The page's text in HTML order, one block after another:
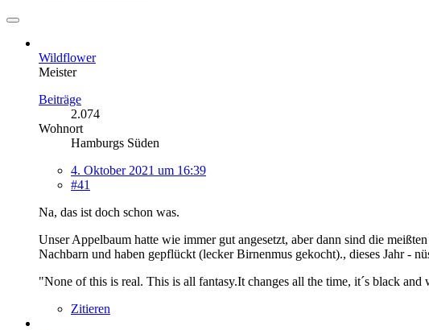
Wildflower
Meister
Beiträge
2.074
Wohnort
Hamburgs Süden
4. Oktober 2021 um 16:39
#41
Na, das ist doch schon was.
Unser Appelbaum hatte wie immer gut angesetzt, aber dann sind die
Nachbarn und haben gepflückt (lecker Birnenmus gekocht)., dieses Jahr -
"None of this is real. This is all fantasy.It changes all the time, it´s black
Zitieren